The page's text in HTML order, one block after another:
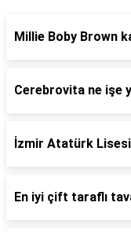
Millie Boby Brown
Cerebrovita ne işe
İzmir Atatürk
En iyi çift taraflı